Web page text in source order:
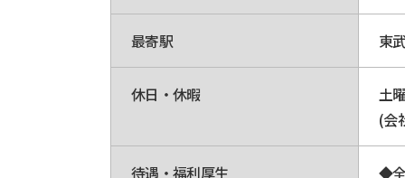
最寄駅 東
休日・休暇
土
(会
待遇・福利厚生
◆